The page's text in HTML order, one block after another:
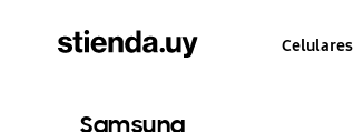
Celulares